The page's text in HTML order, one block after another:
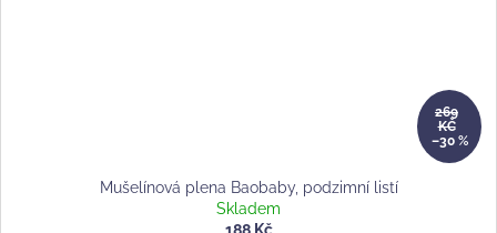
269
KČ
–30 %
Mušelínová plena Baobaby, podzimní listí
Skladem